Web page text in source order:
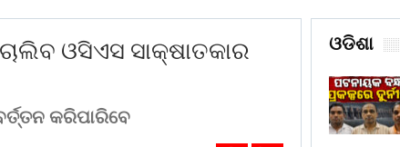
ଓସିଏସ ସାକ୍ଷାତକାର
କରିପାରିବେ
ଓଡିଶା